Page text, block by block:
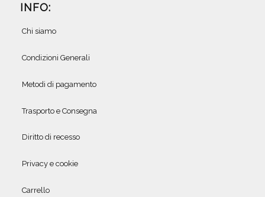
INFO:
Chi siamo
Condizioni Generali
Metodi di pagamento
Trasporto e Consegna
Diritto di recesso
Privacy e cookie
Carrello